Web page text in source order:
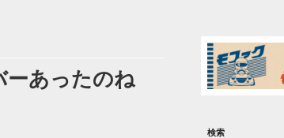
ーあったのね
検索